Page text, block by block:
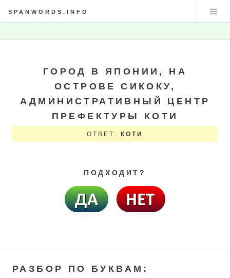
SPANWORDS.INFO
ГОРОД В ЯПОНИИ, НА
ОСТРОВЕ СИКОКУ,
АДМИНИСТРАТИВНЫЙ ЦЕНТР
ПРЕФЕКТУРЫ КОТИ
ОТВЕТ: КОТИ
ПОДХОДИТ?
РАЗБОР ПО БУКВАМ: